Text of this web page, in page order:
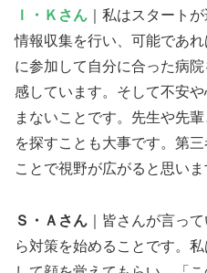
Ｉ・Ｋさん ｜私はスタート
情報収集を行い、可能であ
に参加して自分に合った病
感しています。そして不安
まないことです。先生や先
を探すことも大事です。第
ことで視野が広がると思いま
Ｓ・Ａさん ｜皆さんが言っ
ら対策を始めることです。